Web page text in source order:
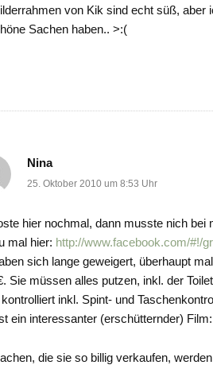
von Kik sind echt süß, aber
Sachen haben.. >:(
Nina
25. Oktober 2010 um 8:53 Uhr
hier nochmal, dann musste nich bei
mal hier: http://www.facebook.com/#!/
sich lange geweigert, überhaupt
Sie müssen alles putzen, inkl. der
inkl. Spint- und
ein interessanter (erschütternder) Film:
die sie so billig verkaufen,